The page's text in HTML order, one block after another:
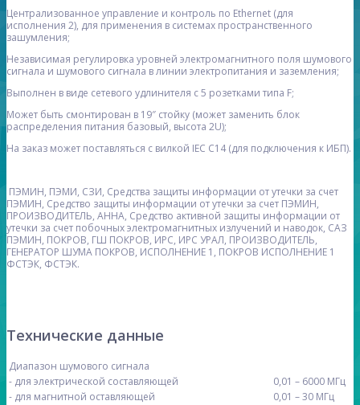
Централизованное управление и контроль по Ethernet (для
исполнения 2), для применения в системах пространственного
зашумления;
Независимая регулировка уровней электромагнитного поля шумового
сигнала и шумового сигнала в линии электропитания и заземления;
Выполнен в виде сетевого удлинителя с 5 розетками типа F;
Может быть смонтирован в 19″ стойку (может заменить блок
распределения питания базовый, высота 2U);
На заказ может поставляться с вилкой IEC C14 (для подключения к ИБП).
ПЭМИН, ПЭМИ, СЗИ, Средствa защиты информации от утечки за счет
ПЭМИН, Средство защиты информации от утечки за счет ПЭМИН,
ПРОИЗВОДИТЕЛЬ, АННА, Средство активной защиты информации от
утечки за счет побочных электромагнитных излучений и наводок, САЗ
ПЭМИН, ПОКРОВ, ГШ ПОКРОВ, ИРС, ИРС УРАЛ, ПРОИЗВОДИТЕЛЬ,
ГЕНЕРАТОР ШУМА ПОКРОВ, ИСПОЛНЕНИЕ 1, ПОКРОВ ИСПОЛНЕНИЕ 1
ФСТЭК, ФСТЭК.
Технические данные
Диапазон шумового сигнала
- для электрической составляющей
0,01 – 6000 МГц
- для магнитной оставляющей
0,01 – 30 МГц